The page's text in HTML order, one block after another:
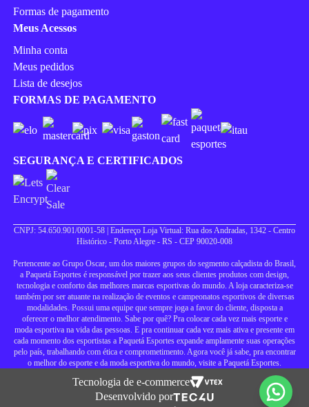
Formas de pagamento
Meus Acessos
Minha conta
Meus pedidos
Lista de desejos
FORMAS DE PAGAMENTO
SEGURANÇA E CERTIFICADOS
CNPJ: 54.650.901/0001-58 | Endereço Loja Virtual: Rua dos Andradas, 1342 - Centro
Histórico - Porto Alegre - RS - CEP 90020-008
Pertencente ao Grupo Oscar, um dos maiores grupos do segmento calçadista do Brasil,
a Paquetá Esportes é responsável por trazer aos seus clientes produtos com design,
tecnologia e conforto das melhores marcas esportivas do mundo. A loja caracteriza-se
também por ser atuante na realização de eventos e campeonatos esportivos de diversas
modalidades. Possui uma equipe que sempre joga a favor do cliente, disposta a
oferecer o melhor atendimento. Sabe por quê? Pra colocar cada vez mais esporte e
moda esportiva na vida das pessoas. E pra continuar cada vez mais ativa e presente em
cada momento dos esportistas a Paquetá Esportes expande amplamente suas operações
pelo país, trabalhando com ética e comprometimento. Agora você já sabe, pra encontrar
o melhor do esporte e da moda esportiva do mundo, visite a Paquetá Esportes.
Tecnologia de e-commerce
Desenvolvido por